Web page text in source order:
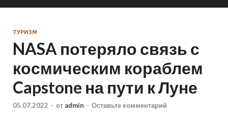
ТУРИЗМ
NASA потеряло связь с
космическим кораблем
Capstone на пути к Луне
05.07.2022 - от admin - Оставьте комментарий